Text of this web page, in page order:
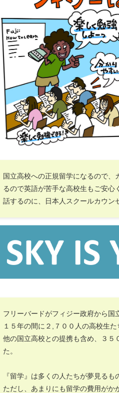
国立高校への正規留学になるので
るので英語が苦手な高校生もご安
話するのに、日本人スクールカウン
フリーバードがフィジー政府から国
１５年の間に２,７００人の高校生
他の国立高校との提携も含め、３５
た。
『留学』は多くの人たちが夢見るも
ただし、あまりにも留学の費用がか